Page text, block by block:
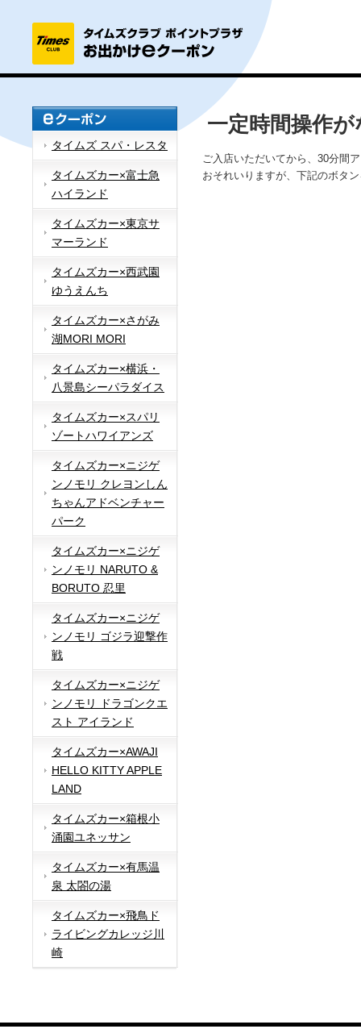
タイムズ スパ・レスタ
タイムズカー×富士急
ハイランド
タイムズカー×東京サ
マーランド
タイムズカー×西武園
ゆうえんち
タイムズカー×さがみ
湖MORI MORI
タイムズカー×横浜・
八景島シーパラダイス
タイムズカー×スパリ
ゾートハワイアンズ
タイムズカー×ニジゲ
ンノモリ クレヨンしん
ちゃんアドベンチャー
パーク
タイムズカー×ニジゲ
ンノモリ NARUTO &
BORUTO 忍里
タイムズカー×ニジゲ
ンノモリ ゴジラ迎撃作
戦
タイムズカー×ニジゲ
ンノモリ ドラゴンクエ
スト アイランド
タイムズカー×AWAJI
HELLO KITTY APPLE
LAND
タイムズカー×箱根小
涌園ユネッサン
タイムズカー×有馬温
泉 太閤の湯
タイムズカー×飛鳥ド
ライビングカレッジ川
崎
一定時間操作
ご入店いただいてから、30分間
おそれいりますが、下記のボタ